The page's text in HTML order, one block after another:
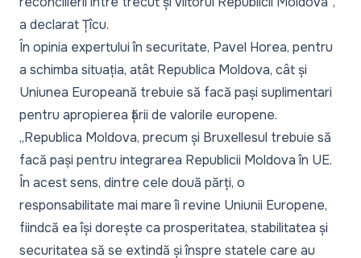
a declarat Țîcu.
În opinia expertului în securitate, Pavel Horea, pentru
a schimba situația, atât Republica Moldova, cât și
Uniunea Europeană trebuie să facă pași suplimentari
pentru apropierea țării de valorile europene.
„Republica Moldova, precum și Bruxellesul trebuie să
facă pași pentru integrarea Republicii Moldova în UE.
În acest sens, dintre cele două părți, o
responsabilitate mai mare îi revine Uniunii Europene,
fiindcă ea își dorește ca prosperitatea, stabilitatea și
securitatea să se extindă și înspre statele care au